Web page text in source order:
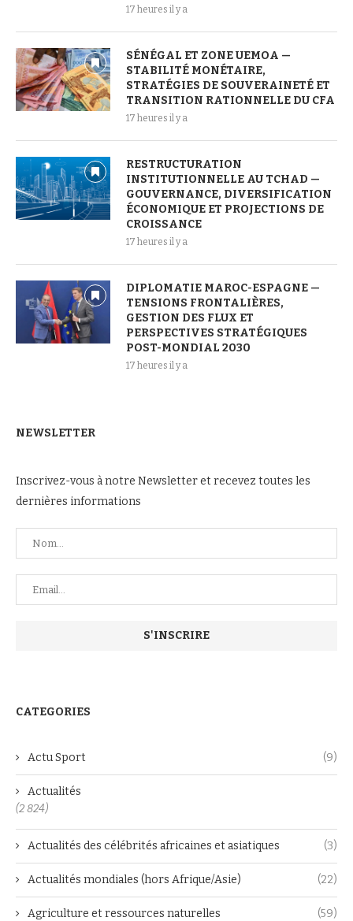
17 heures il y a
SÉNÉGAL ET ZONE UEMOA —
STABILITÉ MONÉTAIRE,
STRATÉGIES DE SOUVERAINETÉ ET
TRANSITION RATIONNELLE DU CFA
17 heures il y a
RESTRUCTURATION
INSTITUTIONNELLE AU TCHAD —
GOUVERNANCE, DIVERSIFICATION
ÉCONOMIQUE ET PROJECTIONS DE
CROISSANCE
17 heures il y a
DIPLOMATIE MAROC-ESPAGNE —
TENSIONS FRONTALIÈRES,
GESTION DES FLUX ET
PERSPECTIVES STRATÉGIQUES
POST-MONDIAL 2030
17 heures il y a
NEWSLETTER
Inscrivez-vous à notre Newsletter et recevez toutes les
dernières informations
CATEGORIES
Actu Sport (9)
Actualités
(2 824)
Actualités des célébrités africaines et asiatiques (3)
Actualités mondiales (hors Afrique/Asie) (22)
Agriculture et ressources naturelles (59)